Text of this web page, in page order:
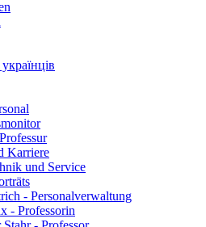
Karriere
und Service
- Personalverwaltung
- Professorin